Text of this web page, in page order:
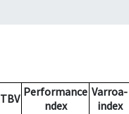
TBV Performance
ndex
Varroa-
index